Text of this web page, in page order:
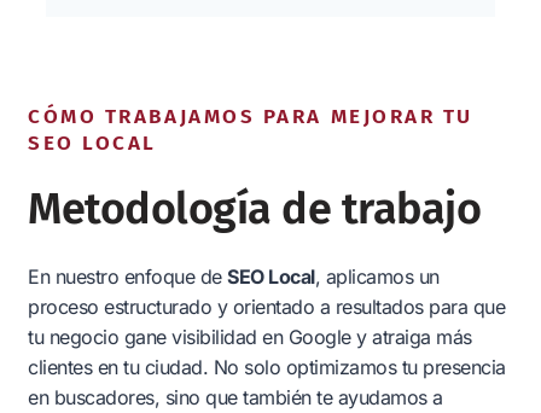
CÓMO TRABAJAMOS PARA MEJORAR TU
SEO LOCAL
Metodología de trabajo
En nuestro enfoque de SEO Local, aplicamos un
proceso estructurado y orientado a resultados para que
tu negocio gane visibilidad en Google y atraiga más
clientes en tu ciudad. No solo optimizamos tu presencia
en buscadores, sino que también te ayudamos a